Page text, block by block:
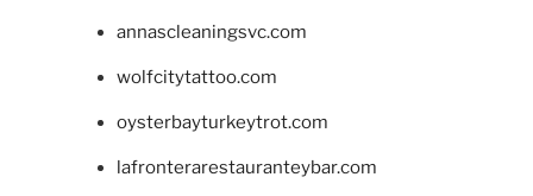
annascleaningsvc.com
wolfcitytattoo.com
oysterbayturkeytrot.com
lafronterarestauranteybar.com